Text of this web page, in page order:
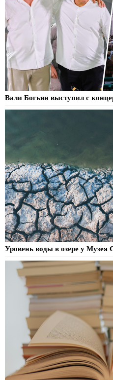
Вали Богьян выступил с
Уровень воды в озере у Музея